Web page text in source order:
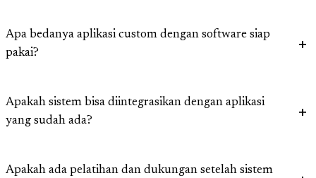
Apa bedanya aplikasi custom dengan software siap
pakai?
Apakah sistem bisa diintegrasikan dengan aplikasi
yang sudah ada?
Apakah ada pelatihan dan dukungan setelah sistem